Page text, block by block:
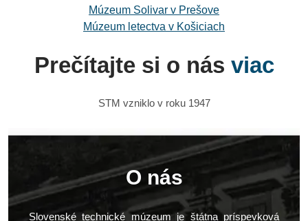
Múzeum Solivar v Prešove
Múzeum letectva v Košiciach
Prečítajte si o nás viac
STM vzniklo v roku 1947
O nás
Slovenské technické múzeum je štátna príspevková